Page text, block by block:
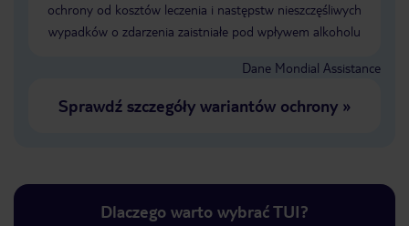
ochrony od kosztów leczenia i następstw nieszczęśliwych
wypadków o zdarzenia zaistniałe pod wpływem alkoholu
Dane Mondial Assistance
Sprawdź szczegóły wariantów ochrony»
Dlaczego warto wybrać TUI?